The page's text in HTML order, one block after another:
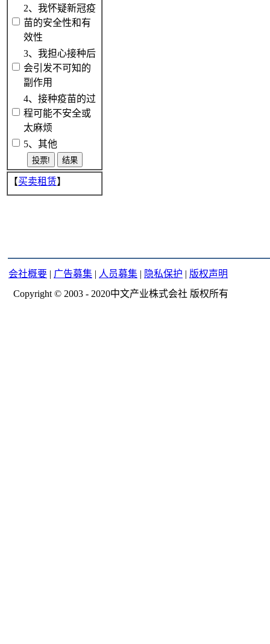
2、我怀疑新冠疫
苗的安全性和有
效性
3、我担心接种后
会引发不可知的
副作用
4、接种疫苗的过
程可能不安全或
太麻烦
5、其他
【买卖租赁】
会社概要 | 广告募集 | 人员募集 | 隐私保护 | 版权声明
Copyright © 2003 - 2020中文产业株式会社 版权所有